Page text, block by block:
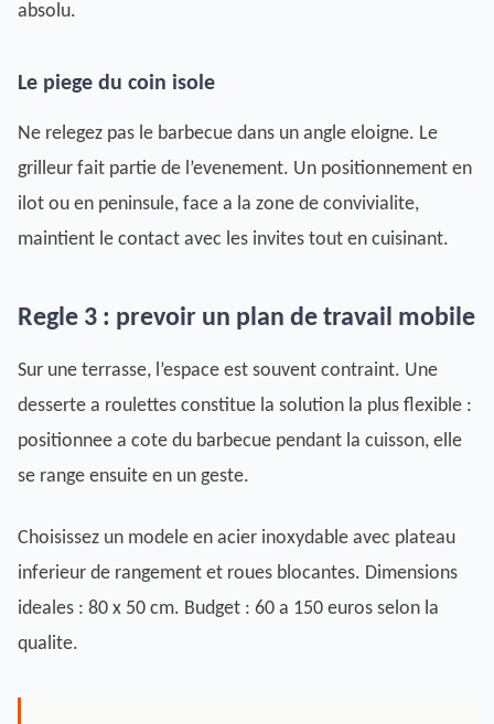
absolu.
Le piege du coin isole
Ne relegez pas le barbecue dans un angle eloigne. Le
grilleur fait partie de l’evenement. Un positionnement en
ilot ou en peninsule, face a la zone de convivialite,
maintient le contact avec les invites tout en cuisinant.
Regle 3 : prevoir un plan de travail mobile
Sur une terrasse, l’espace est souvent contraint. Une
desserte a roulettes constitue la solution la plus flexible :
positionnee a cote du barbecue pendant la cuisson, elle
se range ensuite en un geste.
Choisissez un modele en acier inoxydable avec plateau
inferieur de rangement et roues blocantes. Dimensions
ideales : 80 x 50 cm. Budget : 60 a 150 euros selon la
qualite.